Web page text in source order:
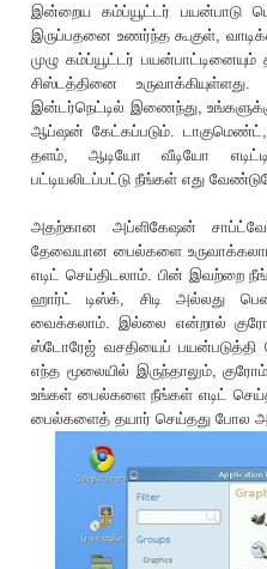
இன்றைய கம்ப்யூட்டர் பயன்பாடு
இருப்பதனை உணர்ந்த கூகுள்,
முழு கம்ப்யூட்டர்
சிஸ்டத்தினை
இன்டர்நெட்டில் இணைந்து,
ஆப்ஷன் கேட்கப்படும்.
தளம், ஆடியோ வீடியோ
பட்டியலிடப்பட்டு நீங்கள் எது
அதற்கான அப்ளிகேஷன்
தேவையான பைல்களை
எடிட் செய்திடலாம். பின் இவற்றை
ஹார்ட் டிஸ்க், சிடி அல்லது
வைக்கலாம். இல்லை என்றால்
ஸ்டோரேஜ் வசதியைப்
எந்த மூலையில் இருந்தாலும்,
உங்கள் பைல்களை நீங்கள் எடிட்
பைல்களைத் தயார் செய்தது போல